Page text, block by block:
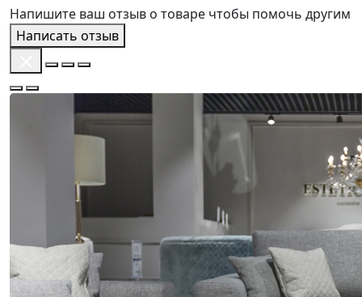
Напишите ваш отзыв о товаре чтобы помочь другим
Написать отзыв